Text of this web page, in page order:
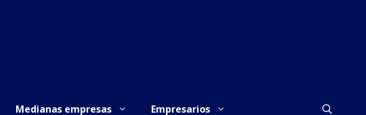
Medianas empresas Empresarios